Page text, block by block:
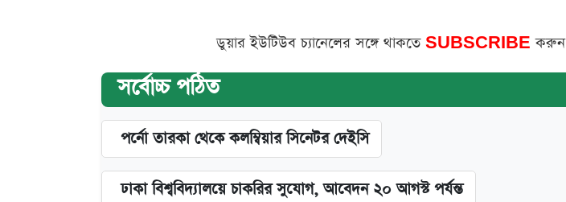
ডুয়ার ইউটিউব চ্যানেলের সঙ্গে থাকতে SUBSCRIBEকরুন
সর্বোচ্চ পঠিত
পর্নো তারকা থেকে কলম্বিয়ার সিনেটর দেইসি
ঢাকা বিশ্ববিদ্যালয়ে চাকরির সুযোগ, আবেদন ২০ আগস্ট পর্যন্ত